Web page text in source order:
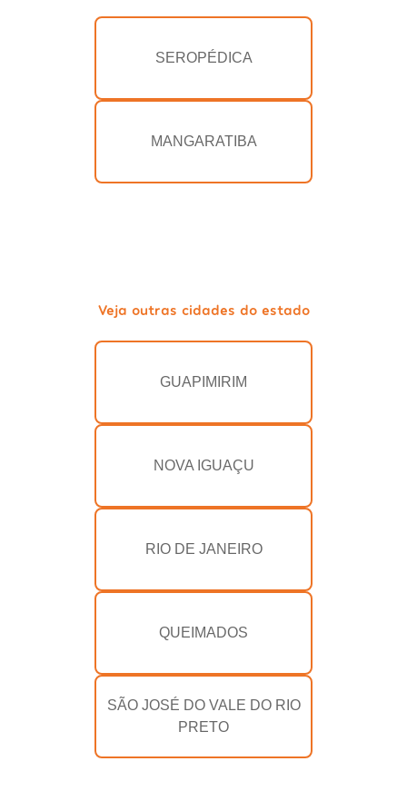
SEROPÉDICA
MANGARATIBA
Veja outras cidades do estado
GUAPIMIRIM
NOVA IGUAÇU
RIO DE JANEIRO
QUEIMADOS
SÃO JOSÉ DO VALE DO RIO
PRETO